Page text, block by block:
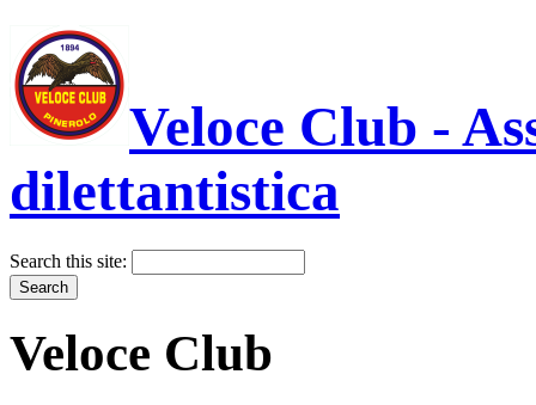
Veloce Club -
dilettantistica
Search this site:
Veloce Club